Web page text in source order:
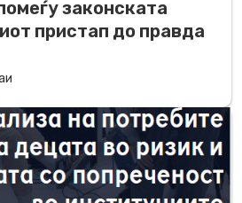
законската
пристап до правда